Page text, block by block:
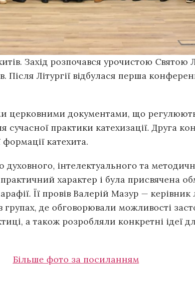
Захід розпочався урочистою Святою
Після Літургії відбулася перша
церковними документами, що
сучасної практики катехизації. Друга
катехита.
інтелектуального та
характер і була присвячена
Її провів Валерій Мазур —
де обговорювали можливості
а також розробляли конкретні ідеї
Більше фото за посиланням